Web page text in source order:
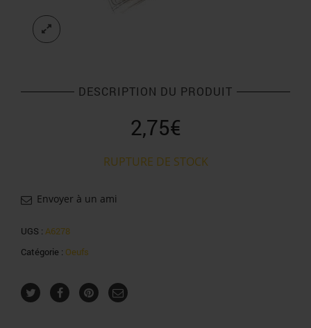
DESCRIPTION DU PRODUIT
2,75€
RUPTURE DE STOCK
Envoyer à un ami
UGS : A6278
Catégorie : Oeufs